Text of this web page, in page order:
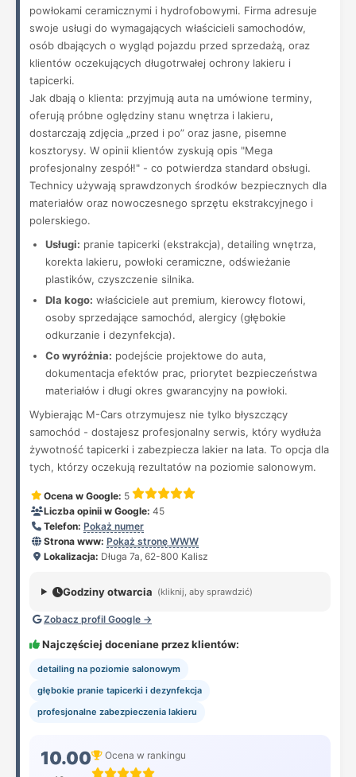
powłokami ceramicznymi i hydrofobowymi. Firma adresuje
swoje usługi do wymagających właścicieli samochodów,
osób dbających o wygląd pojazdu przed sprzedażą, oraz
klientów oczekujących długotrwałej ochrony lakieru i
tapicerki.
Jak dbają o klienta: przyjmują auta na umówione terminy,
oferują próbne oględziny stanu wnętrza i lakieru,
dostarczają zdjęcia „przed i po” oraz jasne, pisemne
kosztorysy. W opinii klientów zyskują opis "Mega
profesjonalny zespół!" - co potwierdza standard obsługi.
Technicy używają sprawdzonych środków bezpiecznych dla
materiałów oraz nowoczesnego sprzętu ekstrakcyjnego i
polerskiego.
Usługi: pranie tapicerki (ekstrakcja), detailing wnętrza,
korekta lakieru, powłoki ceramiczne, odświeżanie
plastików, czyszczenie silnika.
Dla kogo: właściciele aut premium, kierowcy flotowi,
osoby sprzedające samochód, alergicy (głębokie
odkurzanie i dezynfekcja).
Co wyróżnia: podejście projektowe do auta,
dokumentacja efektów prac, priorytet bezpieczeństwa
materiałów i długi okres gwarancyjny na powłoki.
Wybierając M-Cars otrzymujesz nie tylko błyszczący
samochód - dostajesz profesjonalny serwis, który wydłuża
żywotność tapicerki i zabezpiecza lakier na lata. To opcja dla
tych, którzy oczekują rezultatów na poziomie salonowym.
Ocena w Google: 5
Liczba opinii w Google: 45
Telefon: Pokaż numer
Strona www: Pokaż stronę WWW
Lokalizacja: Długa 7a, 62-800 Kalisz
Godziny otwarcia (kliknij, aby sprawdzić)
Zobacz profil Google →
Najczęściej doceniane przez klientów:
detailing na poziomie salonowym
głębokie pranie tapicerki i dezynfekcja
profesjonalne zabezpieczenia lakieru
10.00 Ocena w rankingu